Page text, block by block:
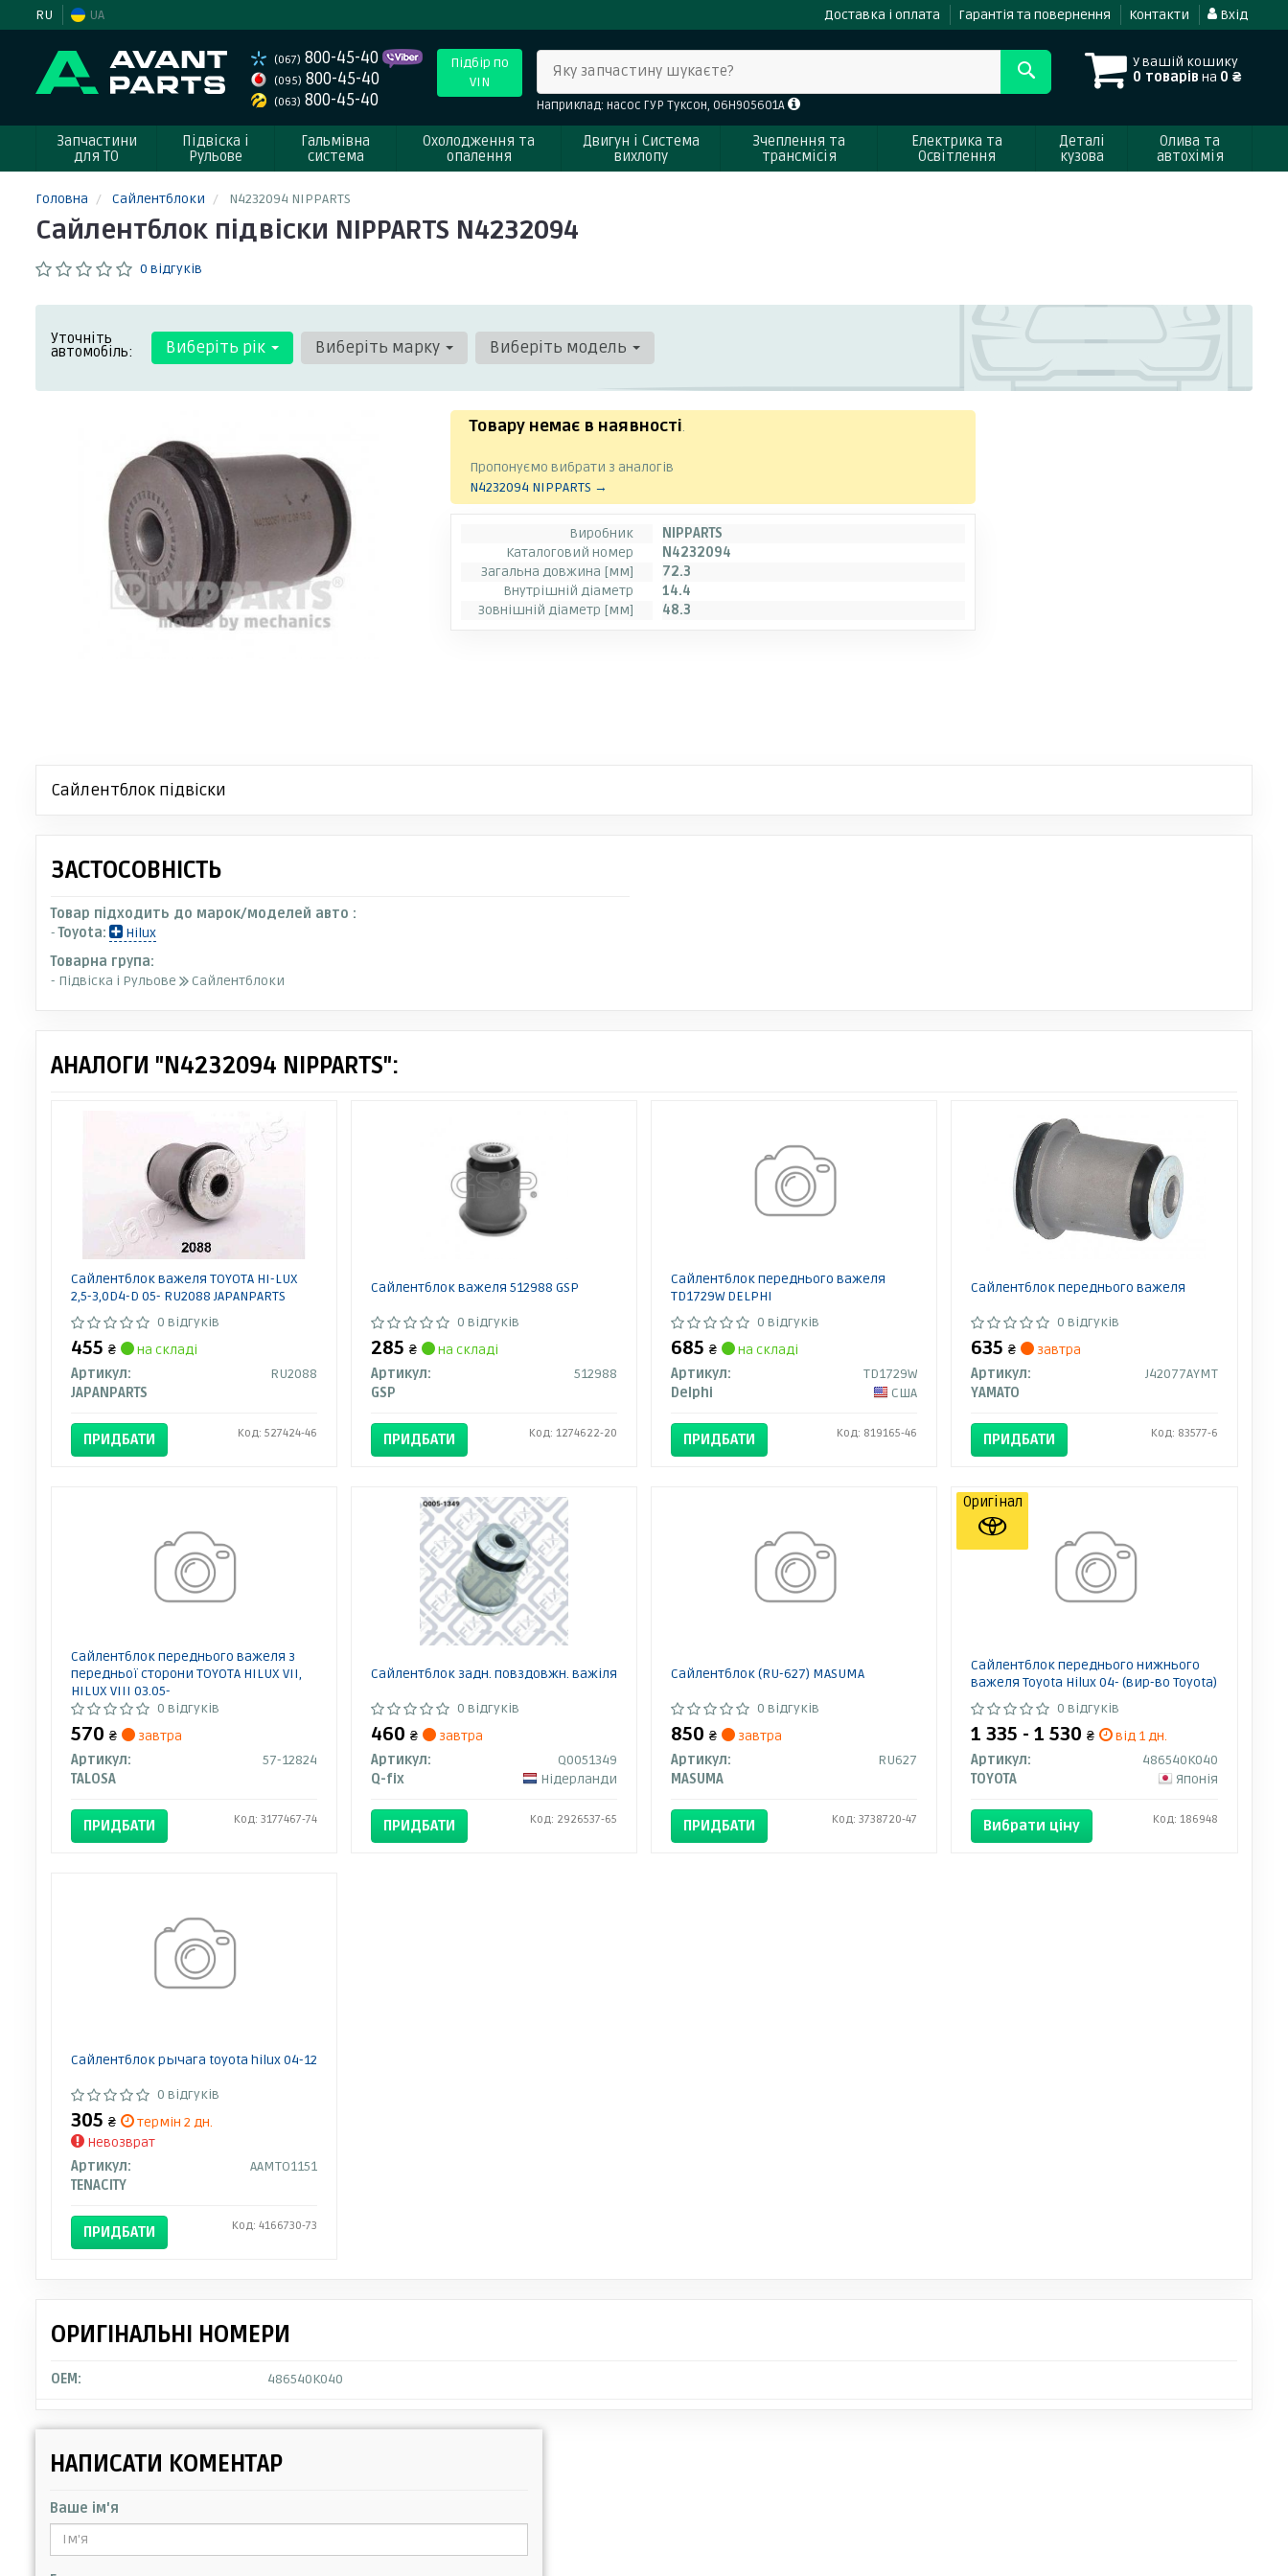
RU UA Доставка і оплата Гарантія та повернення Контакти Вхід
(067) 800-45-40
(095) 800-45-40
(063) 800-45-40
Підбір по
VIN
У вашій кошику
0 товарів на 0 ₴
Яку запчастину шукаєте?
Наприклад: насос ГУР Туксон, 06H905601A
Запчастини
для ТО
Підвіска і
Рульове
Гальмівна
система
Охолодження та
опалення
Двигун і Система
вихлопу
Зчеплення та
трансмісія
Електрика та
Освітлення
Деталі
кузова
Олива та
автохімія
Головна Сайлентблоки N4232094 NIPPARTS
Сайлентблок підвіски NIPPARTS N4232094
0 відгуків
Уточніть
автомобіль: Виберіть рік Виберіть марку Виберіть модель
Товару немає в наявності.
Пропонуємо вибрати з аналогів
N4232094 NIPPARTS →
Виробник
NIPPARTS
Каталоговий номер
N4232094
Загальна довжина [мм]
72.3
Внутрішній діаметр
14.4
Зовнішній діаметр [мм]
48.3
Сайлентблок підвіски
ЗАСТОСОВНІСТЬ
Товар підходить до марок/моделей авто :
-Toyota:
Hilux
Товарна група:
- Підвіска і Рульове
Сайлентблоки
АНАЛОГИ "N4232094 NIPPARTS":
Сайлентблок важеля TOYOTA HI-LUX
2,5-3,0D4-D 05- RU2088 JAPANPARTS
0 відгуків
455 ₴
на складі
Артикул:
RU2088
JAPANPARTS
ПРИДБАТИ Код: 527424-46
Сайлентблок важеля 512988 GSP
0 відгуків
285 ₴
на складі
Артикул:
512988
GSP
ПРИДБАТИ Код: 1274622-20
Сайлентблок переднього важеля
TD1729W DELPHI
0 відгуків
685 ₴
на складі
Артикул:
TD1729W
Delphi
США
ПРИДБАТИ Код: 819165-46
Сайлентблок переднього важеля
0 відгуків
635₴
завтра
Артикул:
J42077AYMT
YAMATO
ПРИДБАТИ Код: 83577-6
Сайлентблок переднього важеля з
передньої сторони TOYOTA HILUX VII,
HILUX VIII 03.05-
0 відгуків
570 ₴
завтра
Артикул:
57-12824
TALOSA
ПРИДБАТИ Код: 3177467-74
Сайлентблок задн. повздовжн. важіля
0 відгуків
460 ₴
завтра
Артикул:
Q0051349
Q-fix
Нідерланди
ПРИДБАТИ Код: 2926537-65
Сайлентблок (RU-627) MASUMA
0 відгуків
850 ₴
завтра
Артикул:
RU627
MASUMA
ПРИДБАТИ Код: 3738720-47
Сайлентблок переднього нижнього
важеля Toyota Hilux 04- (вир-во Toyota)
0 відгуків
1 335 - 1 530₴
від 1 дн.
Артикул:
486540K040
TOYOTA
Японія
Вибрати ціну Код: 186948
Оригінал
Сайлентблок рычага toyota hilux 04-12
0 відгуків
305 ₴
термін 2 дн.
Невозврат
Артикул:
AAMTO1151
TENACITY
ПРИДБАТИ Код: 4166730-73
ОРИГІНАЛЬНІ НОМЕРИ
OEM: 486540K040
НАПИСАТИ КОМЕНТАР
Ваше ім'я